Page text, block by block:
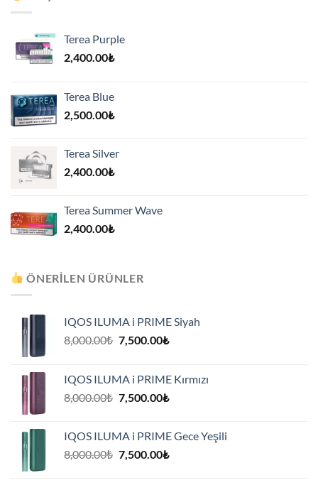
Terea Purple
2,400.00₺
Terea Blue
2,500.00₺
Terea Silver
2,400.00₺
Terea Summer Wave
2,400.00₺
ÖNERILEN ÜRÜNLER
IQOS ILUMA i PRIME Siyah
8,000.00₺ Orijinal
7,500.00₺Şu
7,500.00₺.
IQOS ILUMA i PRIME Kırmızı
8,000.00₺ Orijinal
7,500.00₺Şu
7,500.00₺.
IQOS ILUMA i PRIME Gece Yeşili
8,000.00₺ Orijinal
7,500.00₺Şu